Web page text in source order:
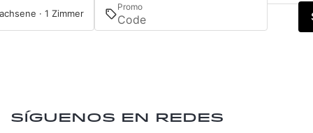
· 1 Zimmer
Promo
Síguenos en redes